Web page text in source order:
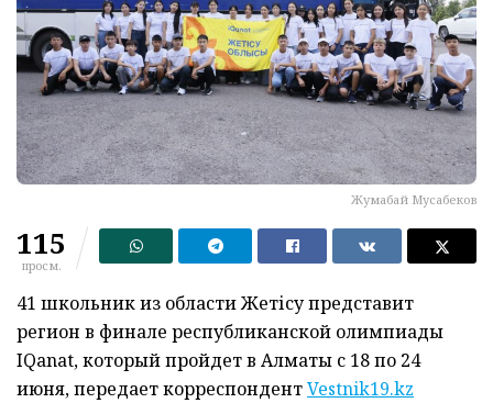
Жумабай Мусабеков
115
просм.
41 школьник из области Жетісу представит
регион в финале республиканской олимпиады
IQanat, который пройдет в Алматы с 18 по 24
июня, передает корреспондентVestnik19.kz